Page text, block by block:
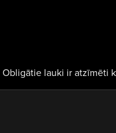
Obligātie lauki ir atzīmēti